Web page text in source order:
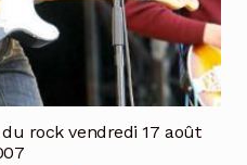
rock vendredi 17 août